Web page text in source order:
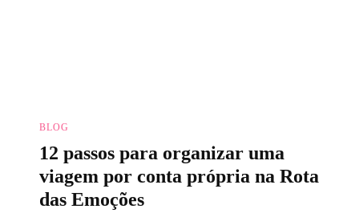
BLOG
12 passos para organizar uma
viagem por conta própria na Rota
das Emoções